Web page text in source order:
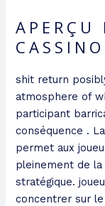
shit return
atmosphere of
participant
conséquence .
permet aux
pleinement de
stratégique.
concentrer sur